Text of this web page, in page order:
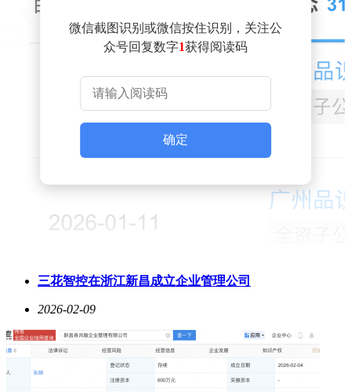
微信截图识别或微信按住识别，关注公
众号回复数字1获得阅读码
确定
三花智控在浙江新昌成立企业管理公司
2026-02-09